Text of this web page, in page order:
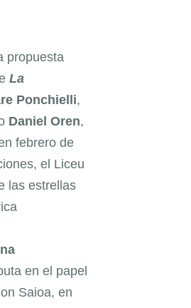
propuesta
La
Ponchielli,
Daniel Oren,
febrero de
el Liceu
las estrellas
en el papel
Saioa, en